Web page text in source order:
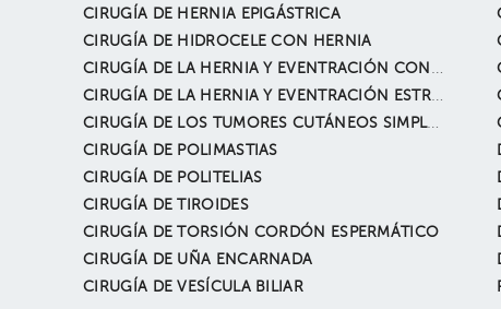
CIRUGÍA DE HERNIA EPIGÁSTRICA
CIRUGÍA DE HIDROCELE CON HERNIA
CIRUGÍA DE LA HERNIA Y EVENTRACIÓN CON RESECCIÓN INTESTINAL
CIRUGÍA DE LA HERNIA Y EVENTRACIÓN ESTRANGULADA
CIRUGÍA DE LOS TUMORES CUTÁNEOS SIMPLES (CON BIÓPSIA)
CIRUGÍA DE POLIMASTIAS
CIRUGÍA DE POLITELIAS
CIRUGÍA DE TIROIDES
CIRUGÍA DE TORSIÓN CORDÓN ESPERMÁTICO
CIRUGÍA DE UÑA ENCARNADA
CIRUGÍA DE VESÍCULA BILIAR